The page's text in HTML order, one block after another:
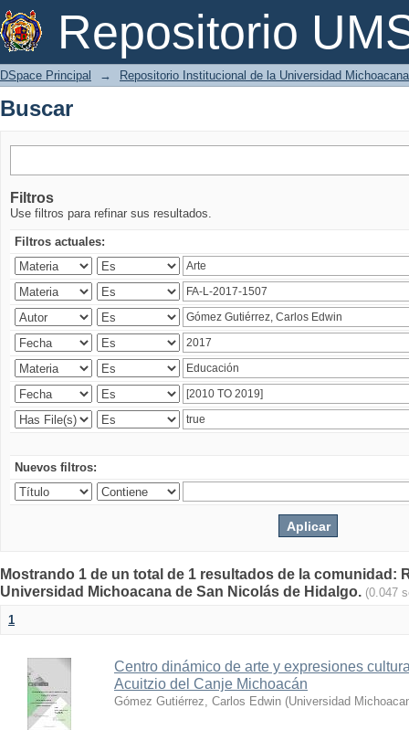
Repositorio
Buscar
DSpace Principal → Repositorio Institucional de la Universidad
Buscar
Filtros
Use filtros para refinar sus resultados.
Filtros actuales:
Nuevos filtros:
Mostrando 1 de un total de 1 resultados de la comunidad:
Universidad Michoacana de San Nicolás de Hidalgo. (0.047
1
Centro dinámico de arte y expresiones
Acuitzio del Canje Michoacán
Gómez Gutiérrez, Carlos Edwin (Universidad